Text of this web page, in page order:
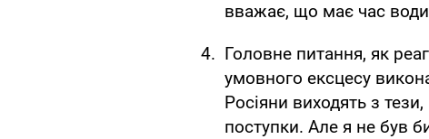
вважає, що має час
Головне питання, як
умовного ексцесу
Росіяни виходять з
поступки. Але я не був